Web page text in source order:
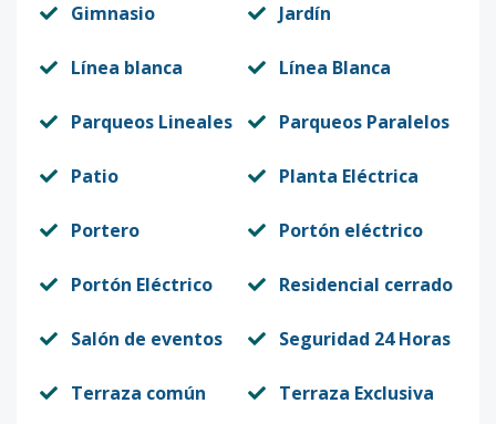
Gimnasio Jardín
Línea blanca Línea Blanca
Parqueos Lineales Parqueos Paralelos
Patio Planta Eléctrica
Portero Portón eléctrico
Portón Eléctrico Residencial cerrado
Salón de eventos Seguridad 24 Horas
Terraza común Terraza Exclusiva